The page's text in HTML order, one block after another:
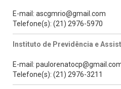
E-mail: ascgmrio@gmail.com
Telefone(s): (21) 2976-5970
Instituto de Previdência e
E-mail:
Telefone(s): (21) 2976-3211